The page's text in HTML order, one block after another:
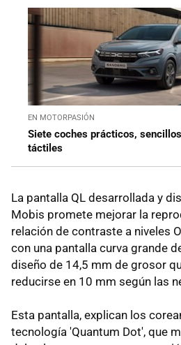
EN MOTORPASIÓN
Siete coches prácticos,
táctiles
La pantalla QL desarrollada y
Mobis promete mejorar la
relación de contraste a niveles
con una pantalla curva grande
diseño de 14,5 mm de grosor
reducirse en 10 mm según las
Esta pantalla, explican los
tecnología 'Quantum Dot', que